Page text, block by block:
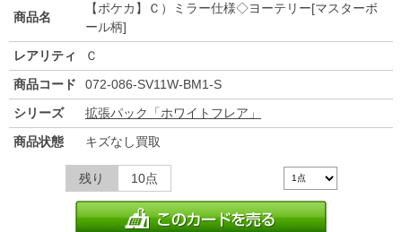
商品名
【ポケカ】Ｃ）ミラー仕様◇ヨーテリー[マスターボ
ール柄]
レアリティ
Ｃ
商品コード
072-086-SV11W-BM1-S
シリーズ
拡張パック「ホワイトフレア」
商品状態
キズなし買取
残り 10点